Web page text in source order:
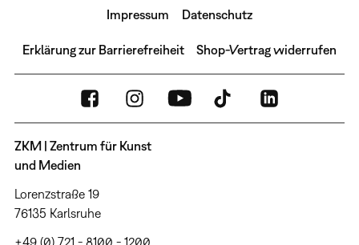
Impressum Datenschutz
Erklärung zur Barrierefreiheit Shop-Vertrag widerrufen
ZKM | Zentrum für Kunst
und Medien
Lorenzstraße 19
76135 Karlsruhe
+49 (0) 721 - 8100 - 1200